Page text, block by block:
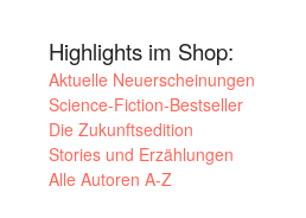
Highlights im Shop:
Aktuelle Neuerscheinungen
Science-Fiction-Bestseller
Die Zukunftsedition
Stories und Erzählungen
Alle Autoren A-Z